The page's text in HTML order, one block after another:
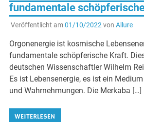
fundamentale
Veröffentlicht am01/10/2022von Allure
Orgonenergie ist kosmische
fundamentale schöpferische Kraft.
deutschen Wissenschaftler Wilhelm
Es ist Lebensenergie, es ist ein
und Wahrnehmungen. Die Merkaba […]
WEITERLESEN